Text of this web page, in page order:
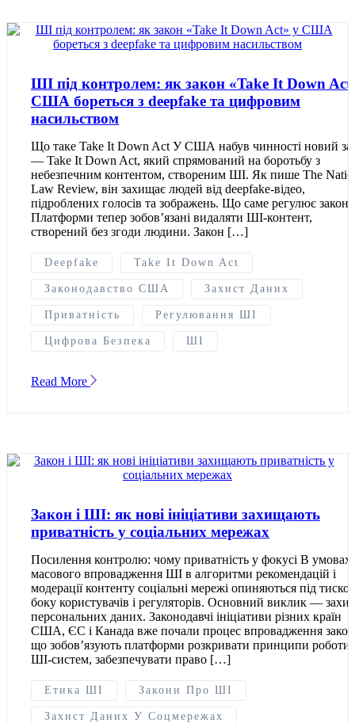
ШІ під контролем: як закон «Take It Down
США бореться з deepfake та цифровим
насильством
Що таке Take It Down Act У США набув чинності новий
— Take It Down Act, який спрямований на боротьбу з
небезпечним контентом, створеним ШІ. Як пише The
Law Review, він захищає людей від deepfake-відео,
підроблених голосів та зображень. Що саме регулює закон
Платформи тепер зобов’язані видаляти ШІ-контент,
створений без згоди людини. Закон […]
Deepfake Take It Down Act
Законодавство США Захист Даних
Приватність Регулювання ШІ
Цифрова Безпека ШІ
Read More
Закон і ШІ: як нові ініціативи захищають
приватність у соціальних мережах
Посилення контролю: чому приватність у фокусі В умовах
масового впровадження ШІ в алгоритми рекомендацій і
модерації контенту соціальні мережі опиняються під
боку користувачів і регуляторів. Основний виклик —
персональних даних. Законодавчі ініціативи різних країн
США, ЄС і Канада вже почали процес впровадження
що зобов’язують платформи розкривати принципи роботи
ШІ-систем, забезпечувати право […]
Етика ШІ Закони Про ШІ
Захист Даних У Соцмережах